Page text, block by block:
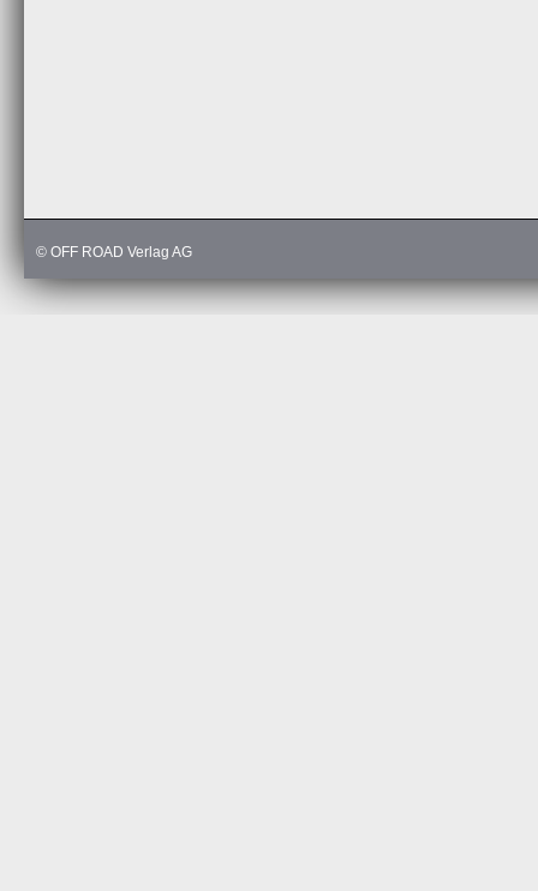
© OFF ROAD Verlag AG